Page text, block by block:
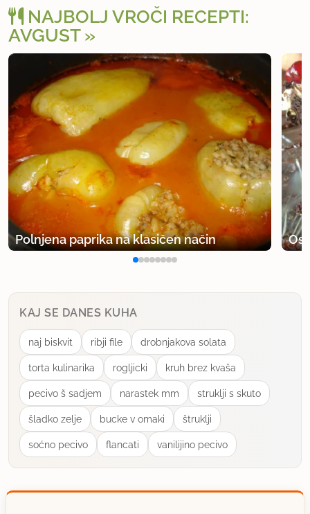
NAJBOLJ VROČI RECEPTI:
AVGUST
Polnjena paprika na klasičen način
KAJ SE DANES KUHA
naj biskvit ribji file drobnjakova solata
torta kulinarika rogljicki kruh brez kvaša
pecivo š sadjem narastek mm struklji s skuto
šladko zelje bucke v omaki štruklji
soćno pecivo flancati vanilijino pecivo